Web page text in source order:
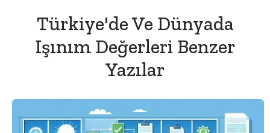
Türkiye'de Ve Dünyada
Işınım Değerleri Benzer
Yazılar